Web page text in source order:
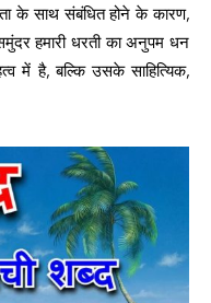
के साथ संबंधित होने के कारण,
हमारी धरती का अनुपम धन
में है, बल्कि उसके साहित्यिक,